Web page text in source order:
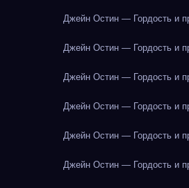
Джейн Остин — Гордость и
Джейн Остин — Гордость и
Джейн Остин — Гордость и
Джейн Остин — Гордость и
Джейн Остин — Гордость и
Джейн Остин — Гордость и